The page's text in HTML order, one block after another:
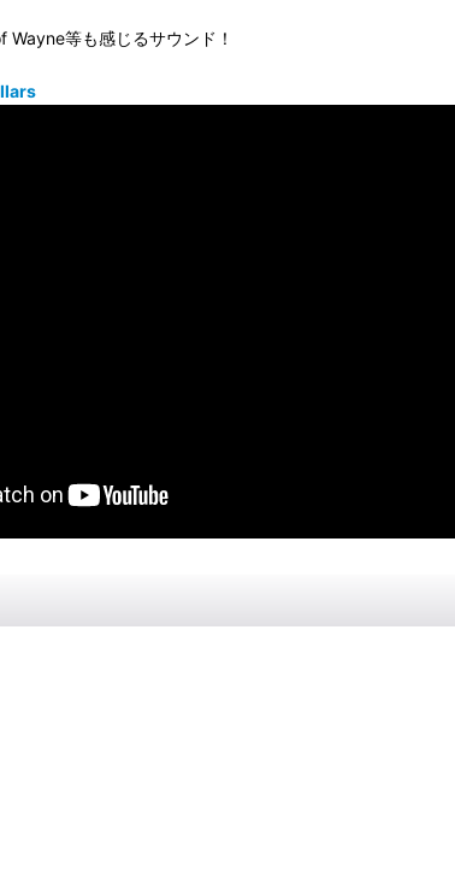
等も感じるサウンド！